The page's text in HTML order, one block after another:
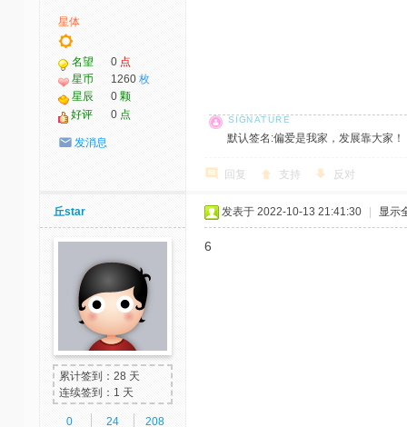
星体
名望 0 点
星币
1260 枚
星辰
0 颗
好评
0 点
发消息 默认签名:偏爱是我家，发展靠大家
回复 支持 反对
丘star
累计签到：28 天
连续签到：1 天
0 24 208
发表于 2022-10-13 21:41:30 显示
6